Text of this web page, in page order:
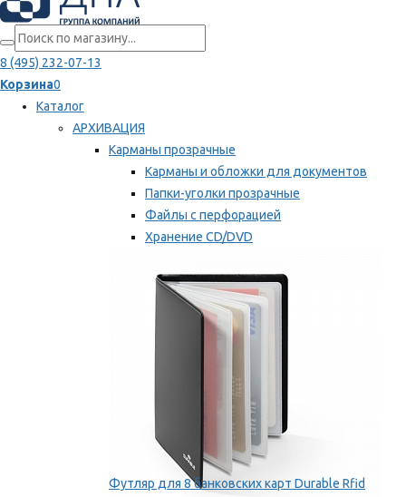
8 (495) 232-07-13
Корзина0
Каталог
АРХИВАЦИЯ
Карманы прозрачные
Карманы и обложки для документов
Папки-уголки прозрачные
Файлы с перфорацией
Хранение CD/DVD
Мы рекомендуем
Футляр для 8 банковских карт Durable Rfid